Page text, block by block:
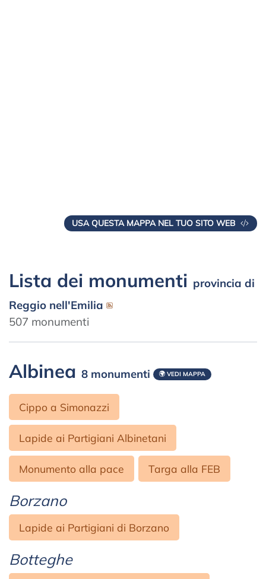
USA QUESTA MAPPA NEL TUO SITO WEB
Lista dei monumenti provincia di
Reggio nell'Emilia
507 monumenti
Albinea 8 monumenti VEDI MAPPA
Cippo a Simonazzi
Lapide ai Partigiani Albinetani
Monumento alla pace Targa alla FEB
Borzano
Lapide ai Partigiani di Borzano
Botteghe